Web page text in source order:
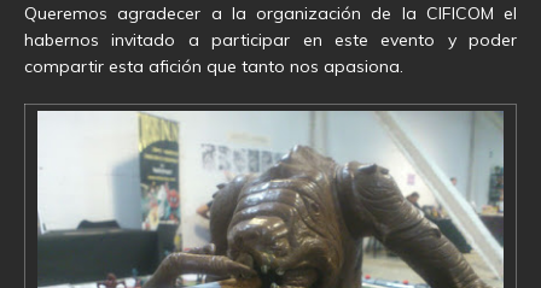
Queremos agradecer a la organización de la CIFICOM el
habernos invitado a participar en este evento y poder
compartir esta afición que tanto nos apasiona.